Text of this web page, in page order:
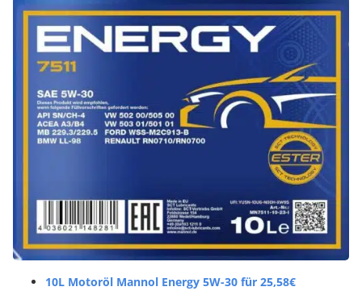
10L Motoröl Mannol Energy 5W-30 für 25,58€